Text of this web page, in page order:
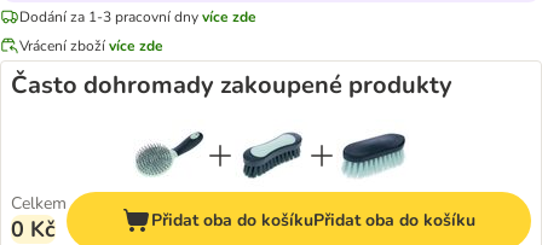
Dodání za 1-3 pracovní dnyvíce zde
Vrácení zbožívíce zde
Často dohromady zakoupené produkty
Celkem
0 Kč Přidat oba do košíkuPřidat oba do košíku